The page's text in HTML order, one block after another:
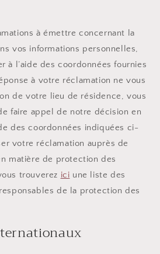
à émettre concernant la
vos informations personnelles,
à l’aide des coordonnées fournies
à votre réclamation ne vous
de votre lieu de résidence, vous
faire appel de notre décision en
des coordonnées indiquées ci-
votre réclamation auprès de
matière de protection des
trouverez ici une liste des
de la protection des